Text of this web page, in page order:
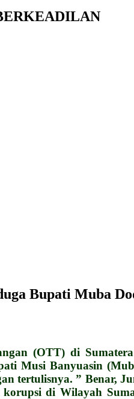
Bupati Muba
(OTT) di
Musi Banyuasin
tertulisnya. ” Benar,
di Wilayah